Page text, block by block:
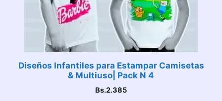
Diseños Infantiles para Estampar Camisetas
& Multiuso| Pack N 4
Bs.2.385